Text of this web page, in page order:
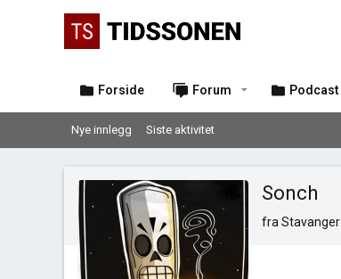
Forside Forum Podcast
Nye innlegg Siste aktivitet
Sonch
fra Stavanger